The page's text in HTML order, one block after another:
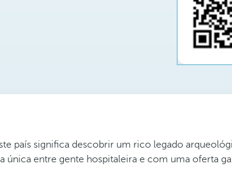
país significa descobrir um rico legado
única entre gente hospitaleira e com uma oferta